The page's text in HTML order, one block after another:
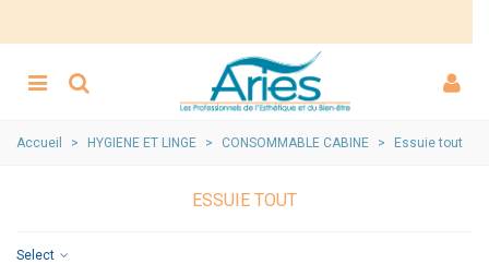
Accueil > HYGIENE ET LINGE > CONSOMMABLE CABINE > Essuie tout
ESSUIE TOUT
Select